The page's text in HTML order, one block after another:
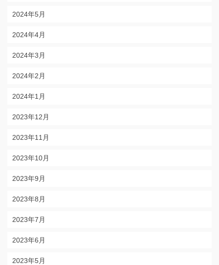
2024年5月
2024年4月
2024年3月
2024年2月
2024年1月
2023年12月
2023年11月
2023年10月
2023年9月
2023年8月
2023年7月
2023年6月
2023年5月